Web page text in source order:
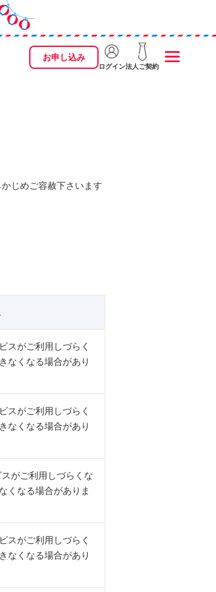
お申し込み
ログイン法人ご契約
じめご容赦下さいます
スがご利用しづらく
なくなる場合があり
スがご利用しづらく
なくなる場合があり
がご利用しづらくな
くなる場合がありま
スがご利用しづらく
なくなる場合があり